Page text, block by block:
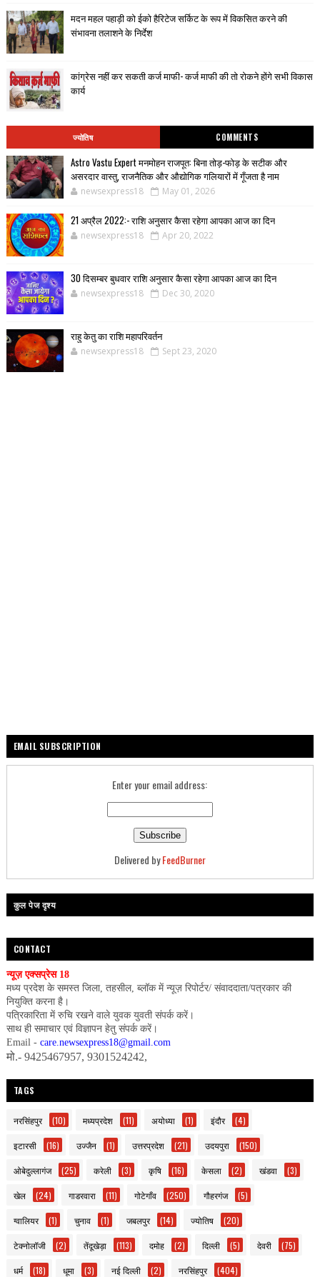
मदन महल पहाड़ी को ईको हैरिटेज सर्किट के रूप में विकसित करने की
संभावना तलाशने के निर्देश
कांग्रेस नहीं कर सकती कर्ज माफी- कर्ज माफी की तो रोकने होंगे सभी विकास
कार्य
ज्योतिष COMMENTS
Astro Vastu Expert मनमोहन राजपूत: बिना तोड़-फोड़ के सटीक और
असरदार वास्तु, राजनैतिक और औद्योगिक गलियारों में गूँजता है नाम
newsexpress18 May 01, 2026
21 अप्रैल 2022:- राशि अनुसार कैसा रहेगा आपका आज का दिन
newsexpress18 Apr 20, 2022
30 दिसम्बर बुधवार राशि अनुसार कैसा रहेगा आपका आज का दिन
newsexpress18 Dec 30, 2020
राहु केतु का राशि महापरिवर्तन
newsexpress18 Sept 23, 2020
EMAIL SUBSCRIPTION
Enter your email address:
Delivered byFeedBurner
कुल पेज दृश्य
CONTACT
न्यूज़ एक्सप्रेस 18
मध्य प्रदेश के समस्त जिला, तहसील, ब्लॉक में न्यूज़ रिपोर्टर/ संवाददाता/पत्रकार की
नियुक्ति करना है।
पत्रिकारिता में रुचि रखने वाले युवक युवती संपर्क करें।
साथ ही समाचार एवं विज्ञापन हेतु संपर्क करें।
Email - care.newsexpress18@gmail.com
मो.- 9425467957, 9301524242,
TAGS
नरसिंहपुर (10) मध्यप्रदेश (11) अयोध्या (1) इंदौर (4)
इटारसी (16) उज्जैन (1) उत्तरप्रदेश (21) उदयपुरा (150)
ओबेदुल्लागंज (25) करेली (3) कृषि (16) केसला (2) खंडवा (3)
खेल (24) गाडरवारा (11) गोटेगाँव (250) गौहरगंज (5)
ग्वालियर (1) चुनाव (1) जबलपुर (14) ज्योतिष (20)
टेक्नोलॉजी (2) तेंदूखेड़ा (113) दमोह (2) दिल्ली (5) देवरी (75)
धर्म (18) धूमा (3) नई दिल्ली (2) नरसिंहपुर (404)